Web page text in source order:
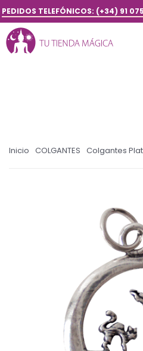
PEDIDOS TELEFÓNICOS: (+34) 91
Inicio COLGANTES Colgantes